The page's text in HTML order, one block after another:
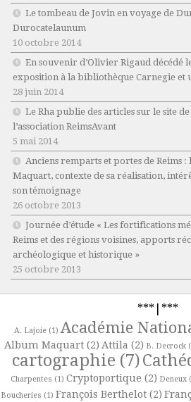
Le tombeau de Jovin en voyage de
Durocatelaunum
10 octobre 2014
En souvenir d’Olivier Rigaud décédé
exposition à la bibliothèque Carnegie et
28 juin 2014
Le Rha publie des articles sur le site de
l’association ReimsAvant
5 mai 2014
Anciens remparts et portes de Reims :
Maquart, contexte de sa réalisation,
son témoignage
26 octobre 2013
Journée d’étude « Les fortifications
Reims et des régions voisines, apports
archéologique et historique »
25 octobre 2013
***|***
A. Lajoie(1) Académie
Album Maquart(2) Attila (2) B. Decrock
cartographie (7)
Charpentes (1) Cryptoportique (2) Deneux
Boucheries (1) François Berthelot (2)